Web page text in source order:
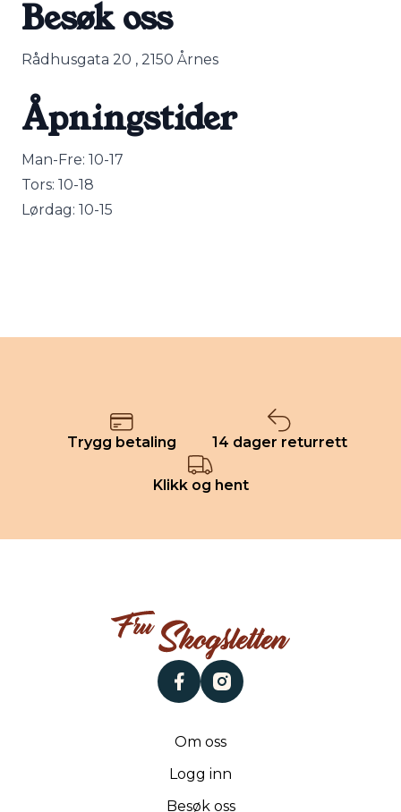
Besøk oss
Rådhusgata 20 , 2150 Årnes
Åpningstider
Man-Fre: 10-17
Tors: 10-18
Lørdag: 10-15
Trygg betaling 14 dager returrett
Klikk og hent
facebookinstagram
Om oss
Logg inn
Besøk oss